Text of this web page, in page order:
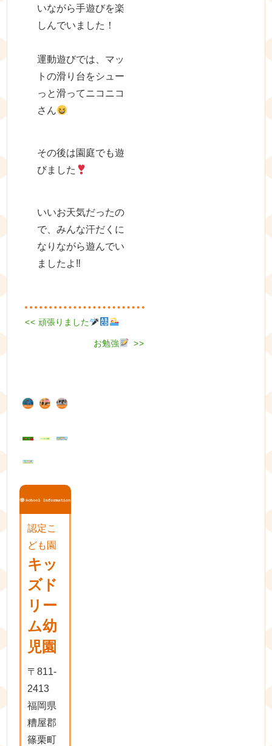
いながら手遊びを楽
しんでいました！
運動遊びでは、マッ
トの滑り台をシュー
っと滑ってニコニコ
さん
その後は園庭でも遊
びました
いいお天気だったの
で、みんな汗だくに
なりながら遊んでい
ましたよ‼︎
投
ゲ
ー
ョ
Previous
<< 頑張りました
Next
お勉強 >>
認定こ
ども園
キッ
ズド
リー
ム幼
児園
〒811-
2413
福岡県
糟屋郡
篠栗町